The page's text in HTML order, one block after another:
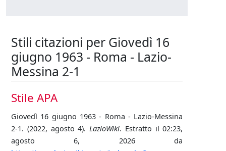
Stili citazioni per Giovedì 16
giugno 1963 - Roma - Lazio-
Messina 2-1
Stile APA
Giovedì 16 giugno 1963 - Roma - Lazio-Messina
2-1. (2022, agosto 4).LazioWiki. Estratto il 02:23,
agosto 6, 2026 da